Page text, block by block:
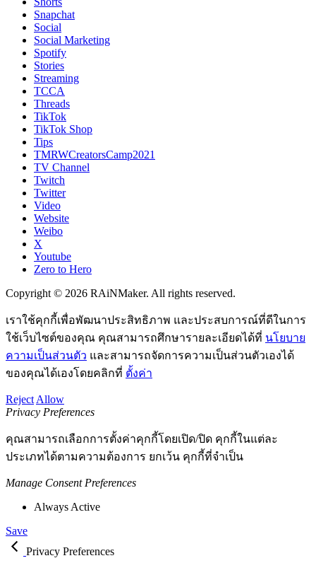
Snapchat
Social
Social Marketing
Spotify
Stories
Streaming
TCCA
Threads
TikTok
TikTok Shop
Tips
TMRWCreatorsCamp2021
TV Channel
Twitch
Twitter
Video
Website
Weibo
X
Youtube
Zero to Hero
Copyright © 2026 RAiNMaker. All rights reserved.
เราใช้คุกกี้เพื่อพัฒนาประสิทธิภาพ และประสบการณ์ที่ดีในการ
ใช้เว็บไซต์ของคุณ คุณสามารถศึกษารายละเอียดได้ที่ นโยบาย
ความเป็นส่วนตัว และสามารถจัดการความเป็นส่วนตัวเองได้
ของคุณได้เองโดยคลิกที่ ตั้งค่า
Reject Allow
Privacy Preferences
คุณสามารถเลือกการตั้งค่าคุกกี้โดยเปิด/ปิด คุกกี้ในแต่ละ
ประเภทได้ตามความต้องการ ยกเว้น คุกกี้ที่จำเป็น
Manage Consent Preferences
Always Active
Save
Privacy Preferences